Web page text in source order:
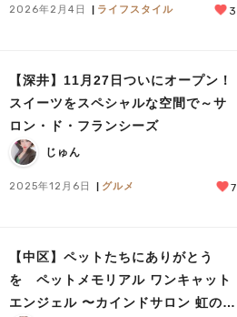
2026年2月4日 ライフスタイル 3
【深井】11月27日ついにオープン！
スイーツをスペシャルな空間で～サ
ロン・ド・フランシーズ
じゅん
2025年12月6日 グルメ 7
【中区】ペットたちにありがとう
を ペットメモリアル ワンキャット
エンジェル 〜カインドサロン 虹のた